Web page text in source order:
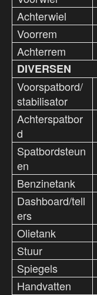
Achterwiel
Voorrem
Achterrem
DIVERSEN
Voorspatbord/
stabilisator
Achterspatbor
d
Spatbordsteun
en
Benzinetank
Dashboard/tell
ers
Olietank
Stuur
Spiegels
Handvatten